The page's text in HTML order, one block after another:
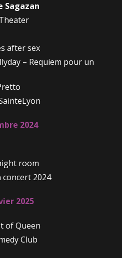
Sagazan
after sex
– Requiem pour un
2024
room
concert 2024
2025
of Queen
Club